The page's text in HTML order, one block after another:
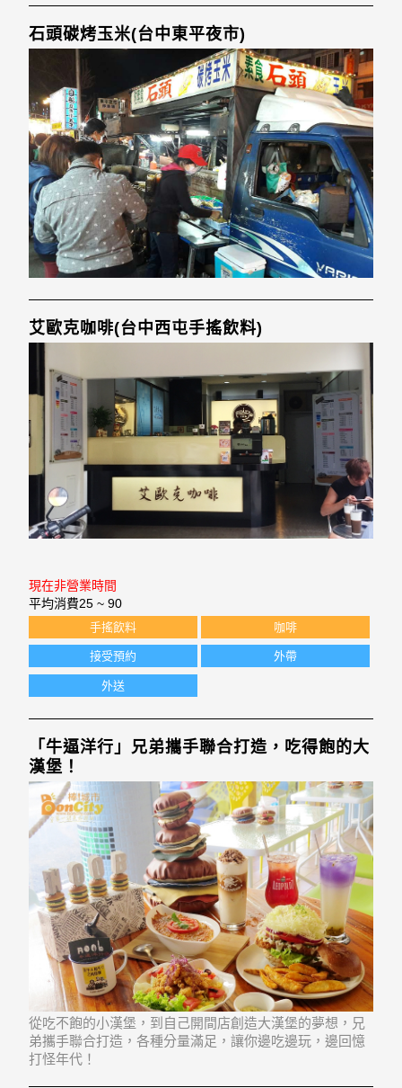
石頭碳烤玉米(台中東平夜市)
艾歐克咖啡(台中西屯手搖飲料)
現在非營業時間
平均消費25 ~ 90
手搖飲料 咖啡
接受預約 外帶
外送
「牛逼洋行」兄弟攜手聯合打造，吃得飽的大
漢堡！
從吃不飽的小漢堡，到自己開間店創造大漢堡的夢想，兄
弟攜手聯合打造，各種分量滿足，讓你邊吃邊玩，邊回憶
打怪年代！